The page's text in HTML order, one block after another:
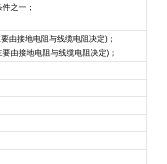
之一；
由接地电阻与线缆电阻决定)；
由接地电阻与线缆电阻决定)；